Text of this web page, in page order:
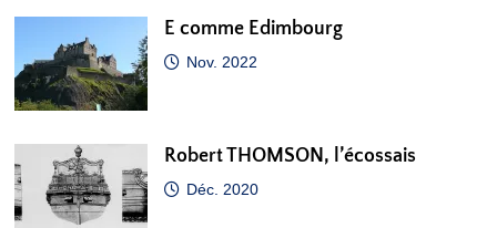
E comme Edimbourg
Nov. 2022
Robert THOMSON, l’écossais
Déc. 2020